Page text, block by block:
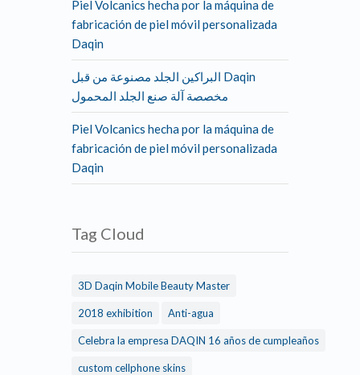
Piel Volcanics hecha por la máquina de
fabricación de piel móvil personalizada
Daqin
البراكين الجلد مصنوعة من قبل Daqin
مخصصة آلة صنع الجلد المحمول
Piel Volcanics hecha por la máquina de
fabricación de piel móvil personalizada
Daqin
Tag Cloud
3D Daqin Mobile Beauty Master
2018 exhibition Anti-agua
Celebra la empresa DAQIN 16 años de cumpleaños
custom cellphone skins